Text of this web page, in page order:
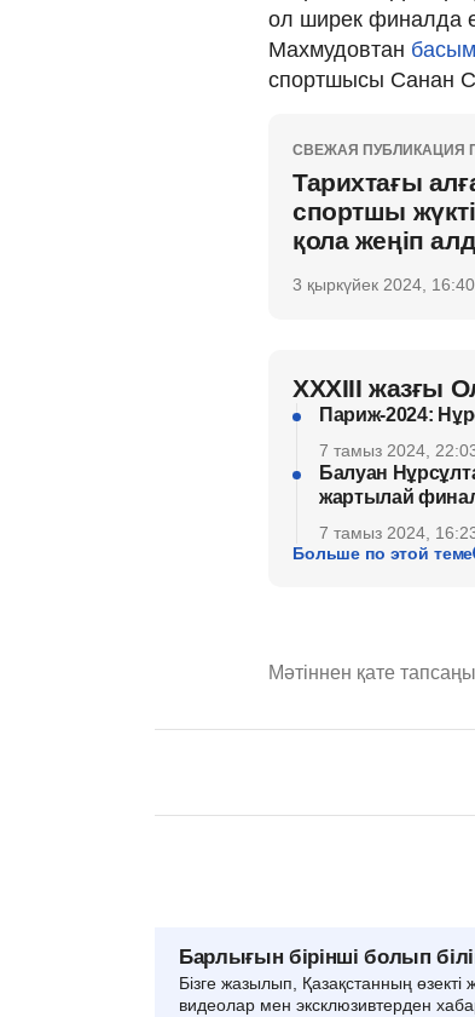
ол ширек финалда
Махмудовтан басым
спортшысы Санан
СВЕЖАЯ ПУБЛИКАЦИЯ
Тарихтағы
спортшы
қола жеңіп
3 қыркүйек 2024, 16:40
XXXIII жазғы
Париж-2024:
7 тамыз 2024,
Балуан
жартылай
7 тамыз 2024,
Больше по этой теме
Мәтіннен қате
Барлығын бірінші болып
Бізге жазылып, Қазақстанның
видеолар мен эксклюзивтерден